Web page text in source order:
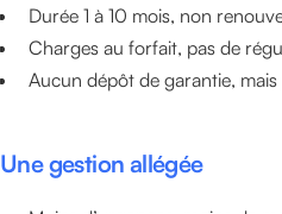
Durée 1 à 10 mois, non
Charges au forfait, pas de
Aucun dépôt de garantie,
Une gestion allégée